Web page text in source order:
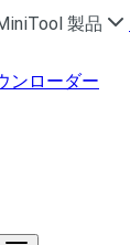
製品
ンローダー